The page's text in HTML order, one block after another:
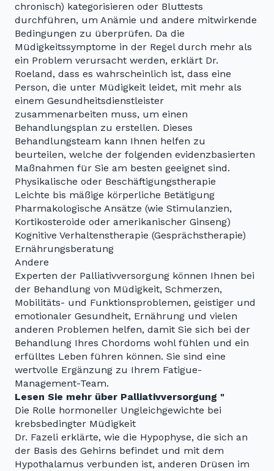
chronisch) kategorisieren oder Bluttests
durchführen, um Anämie und andere mitwirkende
Bedingungen zu überprüfen. Da die
Müdigkeitssymptome in der Regel durch mehr als
ein Problem verursacht werden, erklärt Dr.
Roeland, dass es wahrscheinlich ist, dass eine
Person, die unter Müdigkeit leidet, mit mehr als
einem Gesundheitsdienstleister
zusammenarbeiten muss, um einen
Behandlungsplan zu erstellen. Dieses
Behandlungsteam kann Ihnen helfen zu
beurteilen, welche der folgenden evidenzbasierten
Maßnahmen für Sie am besten geeignet sind.
Physikalische oder Beschäftigungstherapie
Leichte bis mäßige körperliche Betätigung
Pharmakologische Ansätze (wie Stimulanzien,
Kortikosteroide oder amerikanischer Ginseng)
Kognitive Verhaltenstherapie (Gesprächstherapie)
Ernährungsberatung
Andere
Experten der Palliativversorgung können Ihnen bei
der Behandlung von Müdigkeit, Schmerzen,
Mobilitäts- und Funktionsproblemen, geistiger und
emotionaler Gesundheit, Ernährung und vielen
anderen Problemen helfen, damit Sie sich bei der
Behandlung Ihres Chordoms wohl fühlen und ein
erfülltes Leben führen können. Sie sind eine
wertvolle Ergänzung zu Ihrem Fatigue-
Management-Team.
Lesen Sie mehr über Palliativversorgung "
Die Rolle hormoneller Ungleichgewichte bei
krebsbedingter Müdigkeit
Dr. Fazeli erklärte, wie die Hypophyse, die sich an
der Basis des Gehirns befindet und mit dem
Hypothalamus verbunden ist, anderen Drüsen im